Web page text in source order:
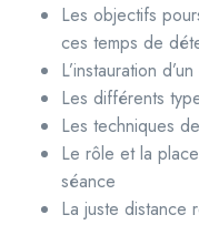
Les objectifs
ces temps de
L’instauration
Les différents
Les techniques
Le rôle et la
séance
La juste distance